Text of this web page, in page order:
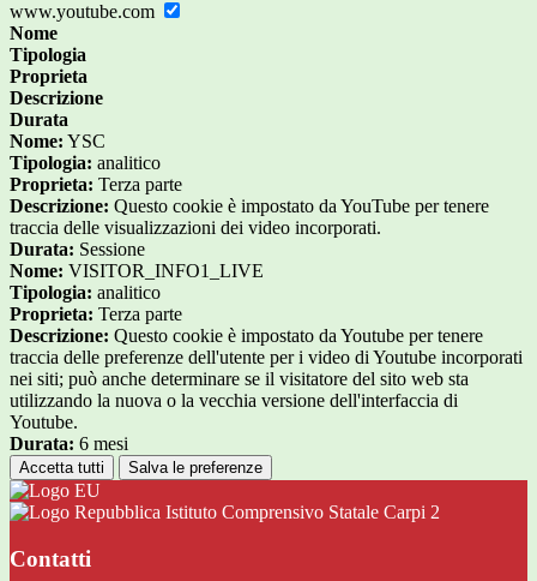
www.youtube.com
Nome
Tipologia
Proprieta
Descrizione
Durata
Nome: YSC
Tipologia: analitico
Proprieta: Terza parte
Descrizione: Questo cookie è impostato da YouTube per tenere
traccia delle visualizzazioni dei video incorporati.
Durata: Sessione
Nome: VISITOR_INFO1_LIVE
Tipologia: analitico
Proprieta: Terza parte
Descrizione: Questo cookie è impostato da Youtube per tenere
traccia delle preferenze dell'utente per i video di Youtube incorporati
nei siti; può anche determinare se il visitatore del sito web sta
utilizzando la nuova o la vecchia versione dell'interfaccia di
Youtube.
Durata: 6 mesi
Accetta tutti Salva le preferenze
Istituto Comprensivo Statale Carpi 2
Contatti